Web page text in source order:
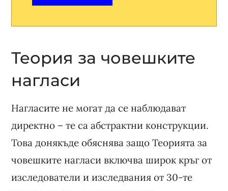
Теория за човешките
нагласи
Нагласите не могат да се наблюдават
директно – те са абстрактни конструкции.
Това донякъде обяснява защо Теорията за
човешките нагласи включва широк кръг от
изследователи и изследвания от 30-те